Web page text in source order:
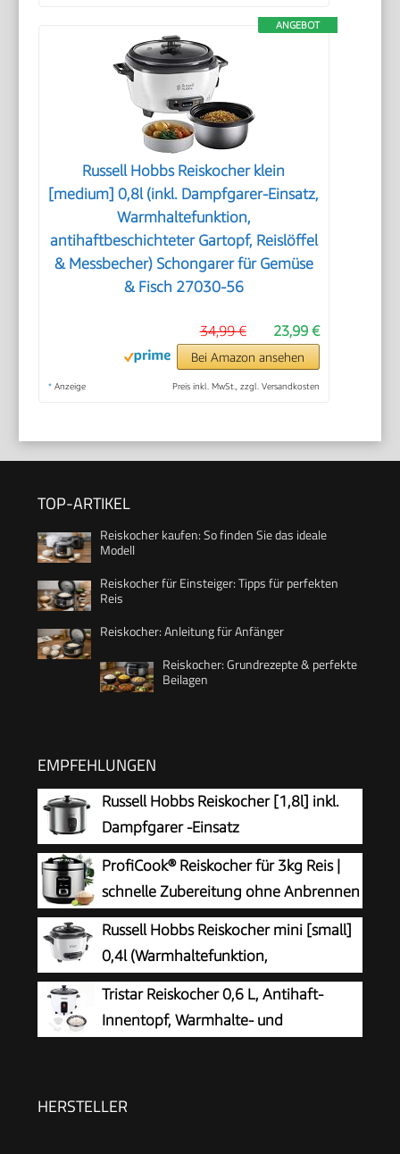
ANGEBOT
Russell Hobbs Reiskocher klein
[medium] 0,8l (inkl. Dampfgarer-Einsatz,
Warmhaltefunktion,
antihaftbeschichteter Gartopf, Reislöffel
& Messbecher) Schongarer für Gemüse
& Fisch 27030-56
23,99 €
34,99 €
Bei Amazon ansehen
* Anzeige Preis inkl. MwSt., zzgl. Versandkosten
TOP-ARTIKEL
Reiskocher kaufen: So finden Sie das ideale
Modell
Reiskocher für Einsteiger: Tipps für perfekten
Reis
Reiskocher: Anleitung für Anfänger
Reiskocher: Grundrezepte & perfekte
Beilagen
EMPFEHLUNGEN
Russell Hobbs Reiskocher [1,8l] inkl.
Dampfgarer -Einsatz
(Warmhaltefunktion,
antihaftbeschichteter Gartopf, Reislöffel &
Messbecher, Edelstahl, Glas-Deckel, Schongarer
für Gemüse & Fisch etc)19750-56
ProfiCook® Reiskocher für 3kg Reis |
schnelle Zubereitung ohne Anbrennen
| Warmhaltefunktion | inkl. Messbecher
& Reislöffel | Rice Cooker mit Antihaft |
Reiskocher mit Dampfgarer | PC RK 1285
Russell Hobbs Reiskocher mini [small]
0,4l (Warmhaltefunktion,
antihaftbeschichteter Gartopf, Reislöffel &
Messbecher, ideal auch für Quinoa & Couscous,
Reiswärmer) 27020-56
Tristar Reiskocher 0,6 L, Antihaft-
Innentopf, Warmhalte- und
6142
HERSTELLER